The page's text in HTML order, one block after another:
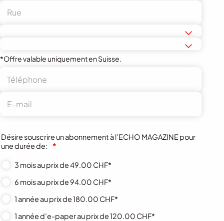
*Offre valable uniquement en Suisse.
Désire souscrire un abonnement à l'ECHO MAGAZINE pour
une durée de:
*
3 mois au prix de 49.00 CHF*
6 mois au prix de 94.00 CHF*
1 année au prix de 180.00 CHF*
1 année d’e-paper au prix de 120.00 CHF*